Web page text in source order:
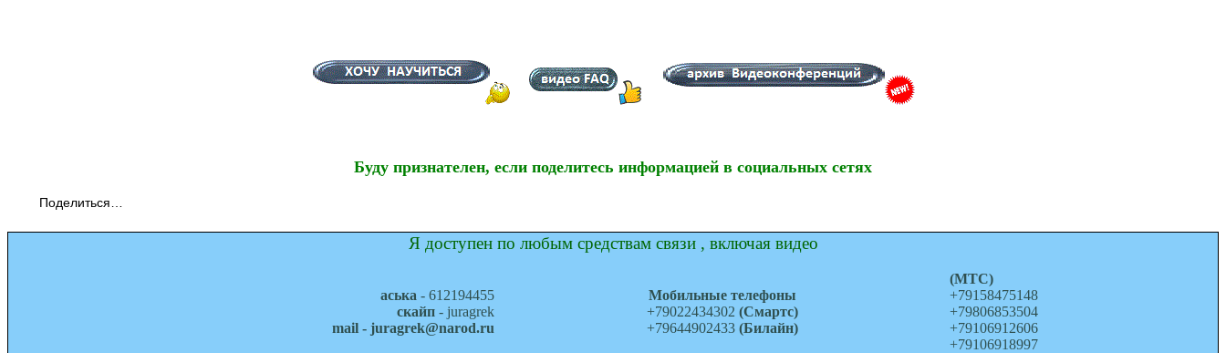
Буду признателен, если поделитесь информацией в социальных сетях
Поделиться…
Я доступен по любым средствам связи , включая видео
аська - 612194455
скайп - juragrek
mail - juragrek@narod.ru
Мобильные телефоны
+79022434302 (Смартс)
+79644902433(Билайн)
(МТС)
+79158475148
+79806853504
+79106912606
+79106918997